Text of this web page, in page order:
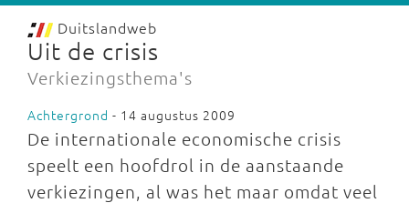
Duitslandweb
Uit de crisis
Verkiezingsthema's
Achtergrond - 14 augustus 2009
De internationale economische crisis
speelt een hoofdrol in de aanstaande
verkiezingen, al was het maar omdat veel